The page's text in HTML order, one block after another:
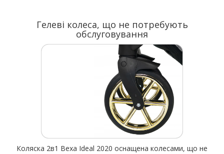
Гелеві колеса, що не потребують
обслуговування
Коляска 2в1 Bexa Ideal 2020 оснащена колесами, що не